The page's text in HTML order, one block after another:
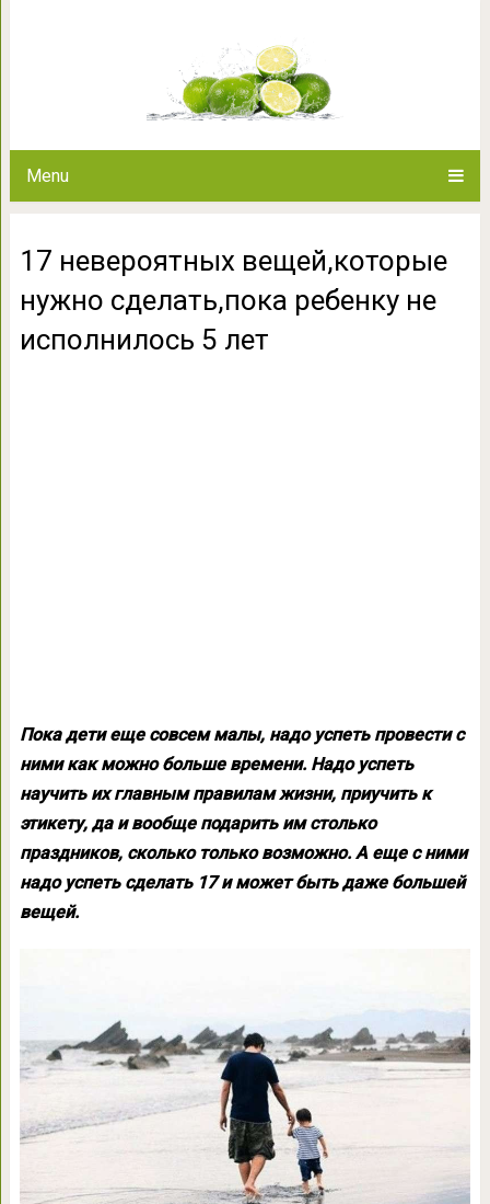
Menu
17 невероятных вещей,которые
нужно сделать,пока ребенку не
исполнилось 5 лет
Пока дети еще совсем малы, надо успеть провести с
ними как можно больше времени. Надо успеть
научить их главным правилам жизни, приучить к
этикету, да и вообще подарить им столько
праздников, сколько только возможно. А еще с ними
надо успеть сделать 17 и может быть даже большей
вещей.